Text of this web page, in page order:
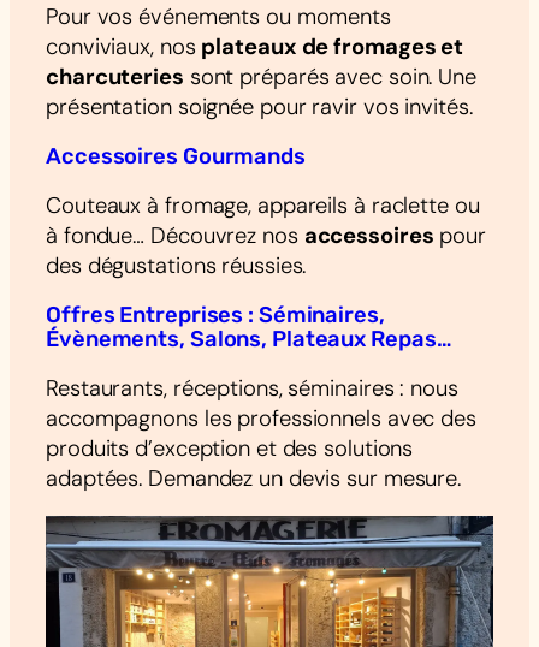
Pour vos événements ou moments
conviviaux, nos plateaux de fromages et
charcuteries sont préparés avec soin. Une
présentation soignée pour ravir vos invités.
Accessoires Gourmands
Couteaux à fromage, appareils à raclette ou
à fondue… Découvrez nos accessoires pour
des dégustations réussies.
Offres Entreprises : Séminaires,
Évènements, Salons, Plateaux Repas…
Restaurants, réceptions, séminaires : nous
accompagnons les professionnels avec des
produits d’exception et des solutions
adaptées. Demandez un devis sur mesure.